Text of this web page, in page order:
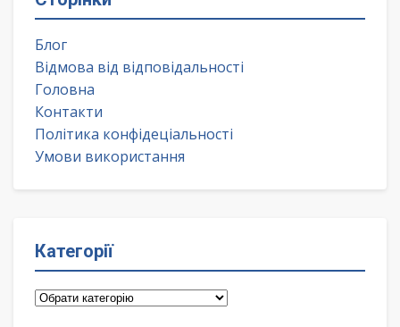
Блог
Відмова від відповідальності
Головна
Контакти
Політика конфідеціальності
Умови використання
Категорії
Категорії